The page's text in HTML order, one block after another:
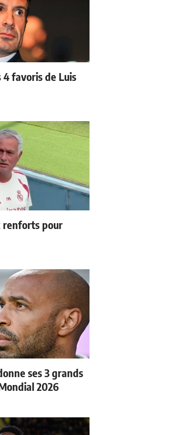
4 favoris de Luis
renforts pour
ses 3 grands
2026